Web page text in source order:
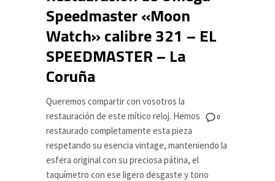
Speedmaster «Moon
Watch» calibre 321 – EL
SPEEDMASTER – La
Coruña
0
Queremos compartir con vosotros la
restauración de este mítico reloj. Hemos
restaurado completamente esta pieza
respetando su esencia vintage, manteniendo la
esfera original con su preciosa pátina, el
taquímetro con ese ligero desgaste y tono